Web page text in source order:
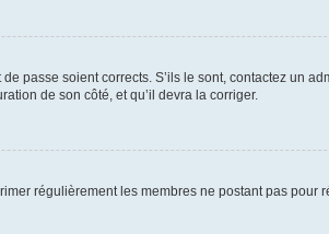
passe soient corrects. S’ils le sont, contactez un
de son côté, et qu’il devra la corriger.
régulièrement les membres ne postant pas